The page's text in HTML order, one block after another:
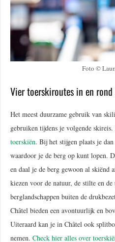
Foto ©
Vier toerskiroutes in en rond
Het meest duurzame gebruik van
gebruiken tijdens je volgende
toerskiën. Bij het stijgen plaats je
waardoor je de berg op kunt lopen.
en daal je de berg gewoon al skiënd
kiezen voor de natuur, de stilte en
berglandschappen buiten de
Châtel bieden een avontuurlijk en
Uiteraard kan je in Châtel ook
nemen. Check hier alles over